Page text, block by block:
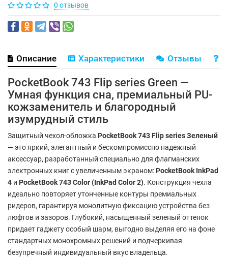
0 отзывов
Описание Характеристики Отзывы
PocketBook 743 Flip series Green —
Умная функция сна, премиальный PU-
кожзаменитель и благородный
изумрудный стиль
Защитный чехол-обложка PocketBook 743 Flip series Зеленый
— это яркий, элегантный и бескомпромиссно надежный
аксессуар, разработанный специально для флагманских
электронных книг с увеличенным экраном: PocketBook InkPad
4 и PocketBook 743 Color (InkPad Color 2). Конструкция чехла
идеально повторяет утонченные контуры премиальных
ридеров, гарантируя монолитную фиксацию устройства без
люфтов и зазоров. Глубокий, насыщенный зеленый оттенок
придает гаджету особый шарм, выгодно выделяя его на фоне
стандартных монохромных решений и подчеркивая
безупречный индивидуальный вкус владельца.